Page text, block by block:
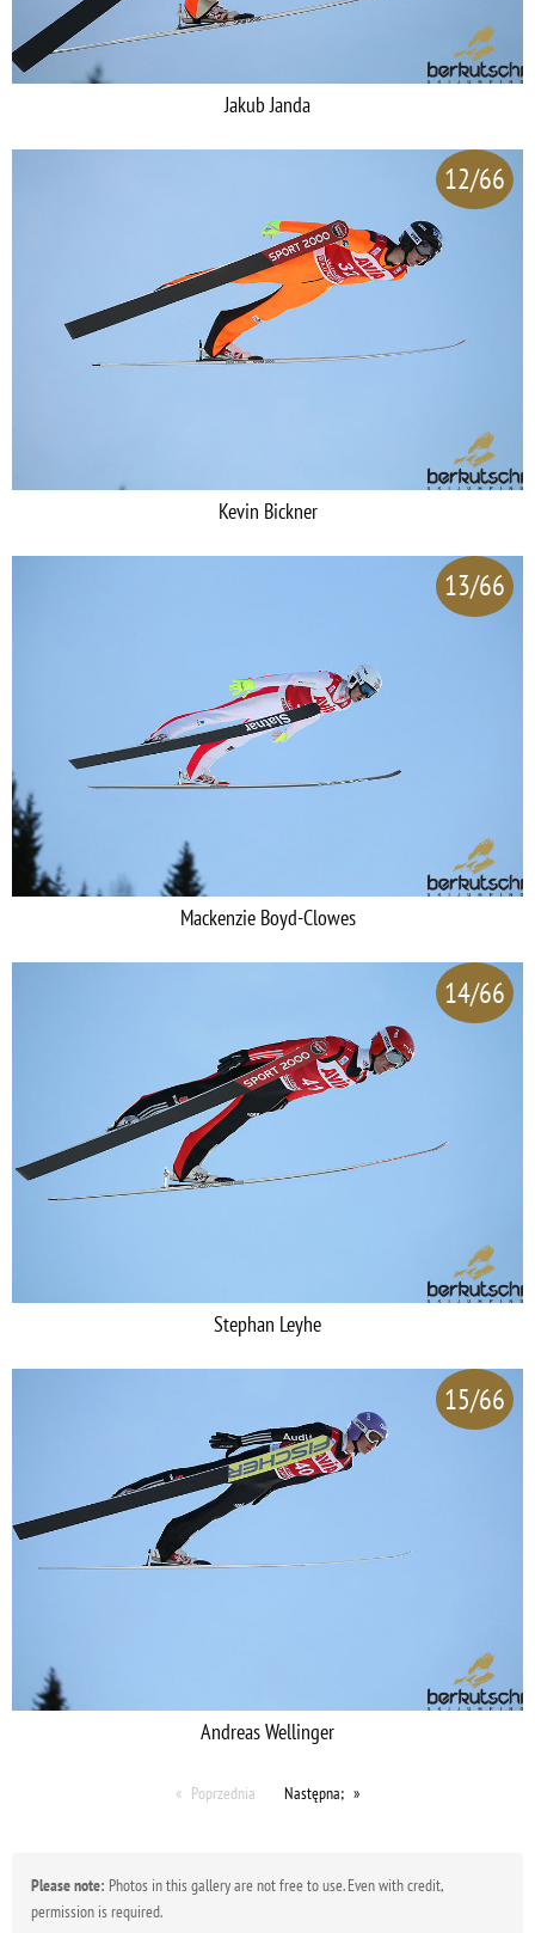
Jakub Janda
12/66
Kevin Bickner
13/66
Mackenzie Boyd-Clowes
14/66
Stephan Leyhe
15/66
Andreas Wellinger
Poprzednia Następna;
Please note: Photos in this gallery are not free to use. Even with credit,
permission is required.